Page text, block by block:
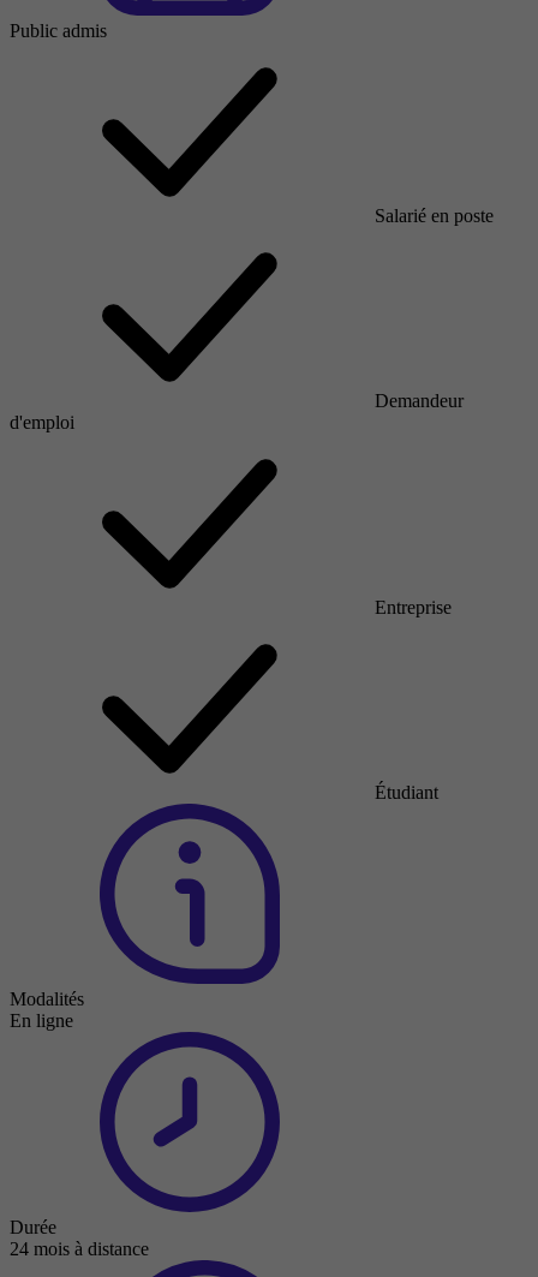
Public admis
Salarié en poste
Demandeur
d'emploi
Entreprise
Étudiant
Modalités
En ligne
Durée
24 mois à distance